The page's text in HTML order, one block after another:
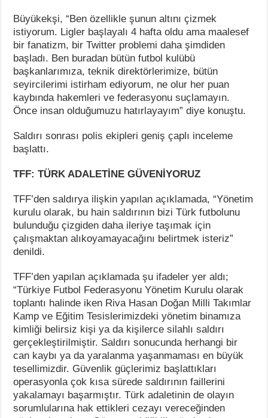
Büyükekşi, “Ben özellikle şunun altını çizmek
istiyorum. Ligler başlayalı 4 hafta oldu ama maalesef
bir fanatizm, bir Twitter problemi daha şimdiden
başladı. Ben buradan bütün futbol kulübü
başkanlarımıza, teknik direktörlerimize, bütün
seyircilerimi istirham ediyorum, ne olur her puan
kaybında hakemleri ve federasyonu suçlamayın.
Önce insan olduğumuzu hatırlayayım” diye konuştu.
Saldırı sonrası polis ekipleri geniş çaplı inceleme
başlattı.
TFF: TÜRK ADALETİNE GÜVENİYORUZ
TFF’den saldırya ilişkin yapılan açıklamada, “Yönetim
kurulu olarak, bu hain saldırının bizi Türk futbolunu
bulunduğu çizgiden daha ileriye taşımak için
çalışmaktan alıkoyamayacağını belirtmek isteriz”
denildi.
TFF’den yapılan açıklamada şu ifadeler yer aldı;
“Türkiye Futbol Federasyonu Yönetim Kurulu olarak
toplantı halinde iken Riva Hasan Doğan Milli Takımlar
Kamp ve Eğitim Tesislerimizdeki yönetim binamıza
kimliği belirsiz kişi ya da kişilerce silahlı saldırı
gerçekleştirilmiştir. Saldırı sonucunda herhangi bir
can kaybı ya da yaralanma yaşanmaması en büyük
tesellimizdir. Güvenlik güçlerimiz başlattıkları
operasyonla çok kısa sürede saldırının faillerini
yakalamayı başarmıştır. Türk adaletinin de olayın
sorumlularına hak ettikleri cezayı vereceğinden